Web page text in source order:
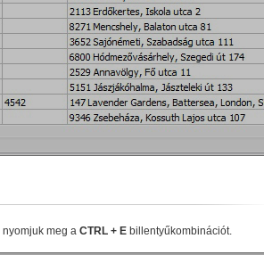
meg a CTRL + E billentyűkombinációt.